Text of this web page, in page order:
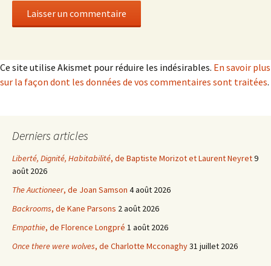
Ce site utilise Akismet pour réduire les indésirables. En savoir plus
sur la façon dont les données de vos commentaires sont traitées.
Derniers articles
Liberté, Dignité, Habitabilité, de Baptiste Morizot et Laurent Neyret9
août 2026
The Auctioneer, de Joan Samson 4 août 2026
Backrooms, de Kane Parsons 2 août 2026
Empathie, de Florence Longpré 1 août 2026
Once there were wolves, de Charlotte Mcconaghy31 juillet 2026